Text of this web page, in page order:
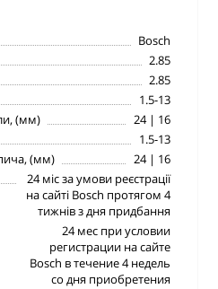
Bosch
2.85
2.85
1.5-13
(мм)
24 | 16
1.5-13
(мм)
24 | 16
24 міс за умови реєстрації
на сайті Bosch протягом 4
тижнів з дня придбання
24 мес при условии
регистрации на сайте
Bosch в течение 4 недель
со дня приобретения